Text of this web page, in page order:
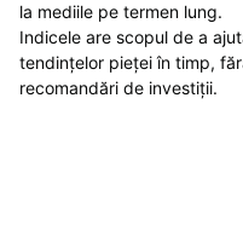
la mediile pe termen lung.
Indicele are scopul de a
tendințelor pieței în timp,
recomandări de investiții.